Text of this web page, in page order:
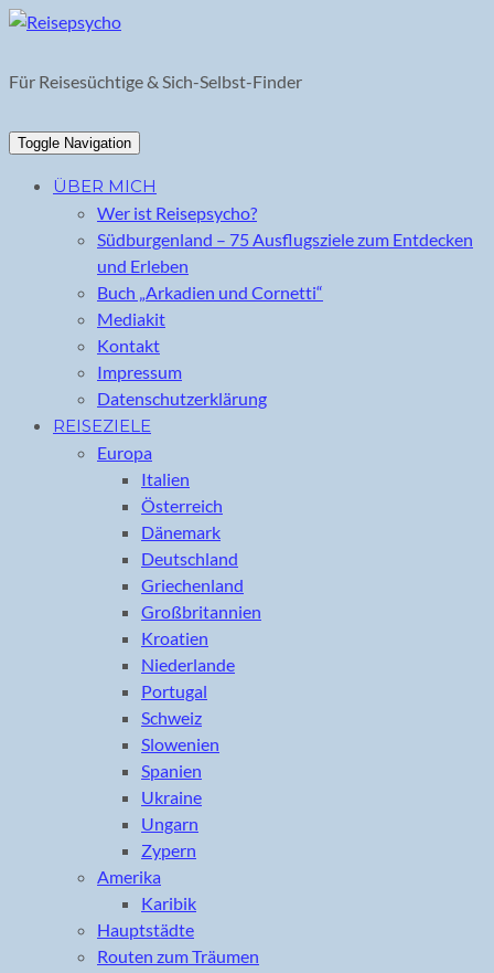
Skip
content
Für Reisesüchtige & Sich-Selbst-Finder
Toggle Navigation
ÜBER MICH
Wer ist Reisepsycho?
Südburgenland – 75 Ausflugsziele zum Entdecken
und Erleben
Buch „Arkadien und Cornetti“
Mediakit
Kontakt
Impressum
Datenschutzerklärung
REISEZIELE
Europa
Italien
Österreich
Dänemark
Deutschland
Griechenland
Großbritannien
Kroatien
Niederlande
Portugal
Schweiz
Slowenien
Spanien
Ukraine
Ungarn
Zypern
Amerika
Karibik
Hauptstädte
Routen zum Träumen